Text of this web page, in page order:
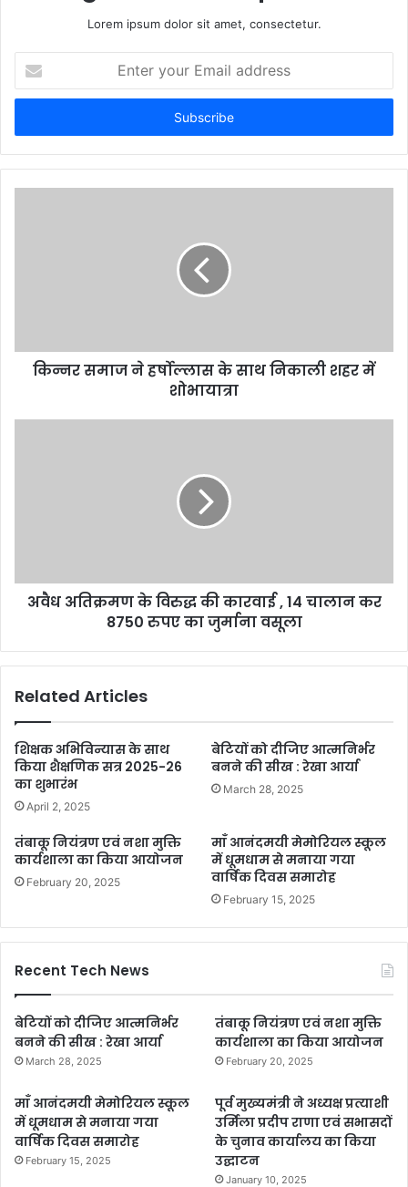
Lorem ipsum dolor sit amet, consectetur.
your
Email
किन्नर समाज ने हर्षोल्लास के साथ निकाली शहर में
शोभायात्रा
अवैध अतिक्रमण के विरुद्ध की कारवाई , 14 चालान कर
8750 रुपए का जुर्माना वसूला
Related Articles
शिक्षक अभिविन्यास के साथ
किया शैक्षणिक सत्र 2025-26
का शुभारंभ
April 2, 2025
बेटियों को दीजिए आत्मनिर्भर
बनने की सीख : रेखा आर्या
March 28, 2025
तंबाकू नियंत्रण एवं नशा मुक्ति
कार्यशाला का किया आयोजन
February 20, 2025
माँ आनंदमयी मेमोरियल स्कूल
में धूमधाम से मनाया गया
वार्षिक दिवस समारोह
February 15, 2025
Recent Tech News
बेटियों को दीजिए आत्मनिर्भर
बनने की सीख : रेखा आर्या
March 28, 2025
तंबाकू नियंत्रण एवं नशा मुक्ति
कार्यशाला का किया आयोजन
February 20, 2025
माँ आनंदमयी मेमोरियल स्कूल
में धूमधाम से मनाया गया
वार्षिक दिवस समारोह
February 15, 2025
पूर्व मुख्यमंत्री ने अध्यक्ष प्रत्याशी
उर्मिला प्रदीप राणा एवं सभासदों
के चुनाव कार्यालय का किया
उद्घाटन
January 10, 2025